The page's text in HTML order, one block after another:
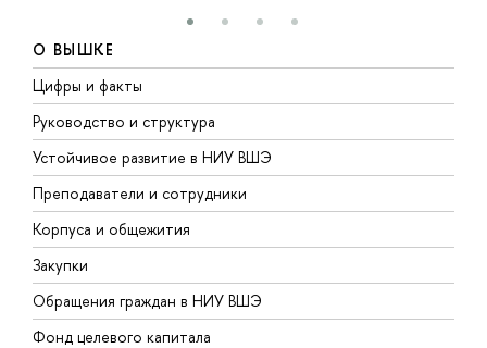
О ВЫШКЕ
Цифры и факты
Руководство и структура
Устойчивое развитие в НИУ ВШЭ
Преподаватели и сотрудники
Корпуса и общежития
Закупки
Обращения граждан в НИУ ВШЭ
Фонд целевого капитала